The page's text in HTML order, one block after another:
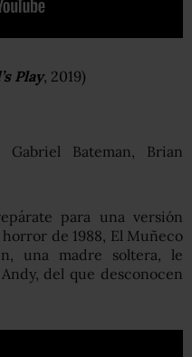
Play, 2019)
Gabriel Bateman, Brian
para una versión
de 1988, El Muñeco
una madre soltera, le
del que desconocen